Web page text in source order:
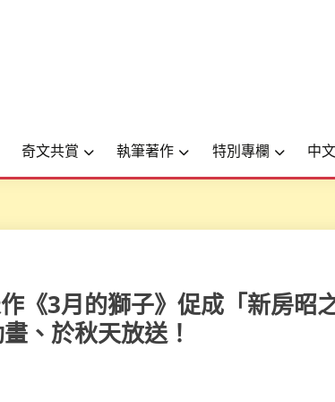
奇文共賞 執筆著作 特別專欄 中
《3月的獅子》促成「新房昭
、於秋天放送！